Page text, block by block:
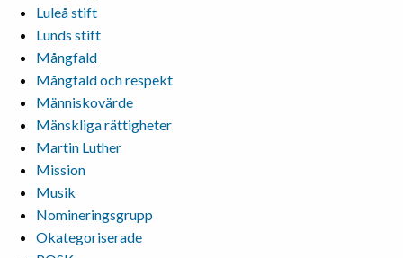
Luleå stift
Lunds stift
Mångfald
Mångfald och respekt
Människovärde
Mänskliga rättigheter
Martin Luther
Mission
Musik
Nomineringsgrupp
Okategoriserade